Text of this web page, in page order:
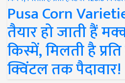
Pusa Corn
तैयार हो जाती हैं
किस्में, मिलती है
क्विंटल तक पैदावार!